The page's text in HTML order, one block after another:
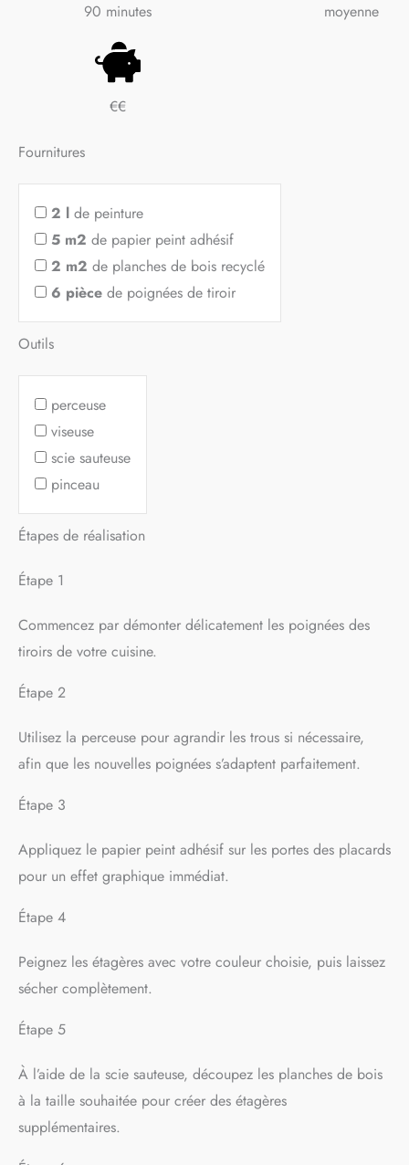
90 minutes moyenne
€€
Fournitures
2 l de peinture
5 m2 de papier peint adhésif
2 m2 de planches de bois recyclé
6 pièce de poignées de tiroir
Outils
perceuse
viseuse
scie sauteuse
pinceau
Étapes de réalisation
Étape 1
Commencez par démonter délicatement les poignées des
tiroirs de votre cuisine.
Étape 2
Utilisez la perceuse pour agrandir les trous si nécessaire,
afin que les nouvelles poignées s’adaptent parfaitement.
Étape 3
Appliquez le papier peint adhésif sur les portes des placards
pour un effet graphique immédiat.
Étape 4
Peignez les étagères avec votre couleur choisie, puis laissez
sécher complètement.
Étape 5
À l’aide de la scie sauteuse, découpez les planches de bois
à la taille souhaitée pour créer des étagères
supplémentaires.